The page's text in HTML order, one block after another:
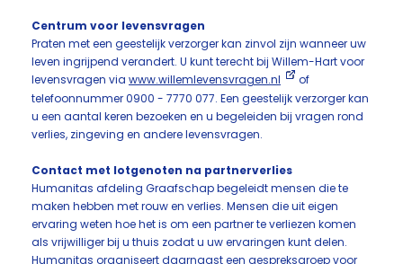
Centrum voor levensvragen
Praten met een geestelijk verzorger kan zinvol zijn wanneer uw
leven ingrijpend verandert. U kunt terecht bij Willem-Hart voor
levensvragen via www.willemlevensvragen.nl
of
telefoonnummer 0900 - 7770 077. Een geestelijk verzorger kan
u een aantal keren bezoeken en u begeleiden bij vragen rond
verlies, zingeving en andere levensvragen.
Contact met lotgenoten na partnerverlies
Humanitas afdeling Graafschap begeleidt mensen die te
maken hebben met rouw en verlies. Mensen die uit eigen
ervaring weten hoe het is om een partner te verliezen komen
als vrijwilliger bij u thuis zodat u uw ervaringen kunt delen.
Humanitas organiseert daarnaast een gespreksgroep voor